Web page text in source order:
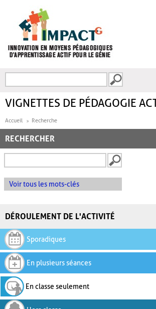
FORMULAIRE DE
VIGNETTES DE PÉDAGOGIE
Accueil Recherche
RECHERCHER
Voir tous les mots-clés
DÉROULEMENT DE L'ACTIVITÉ
Sporadiques
En plusieurs séances
En classe seulement